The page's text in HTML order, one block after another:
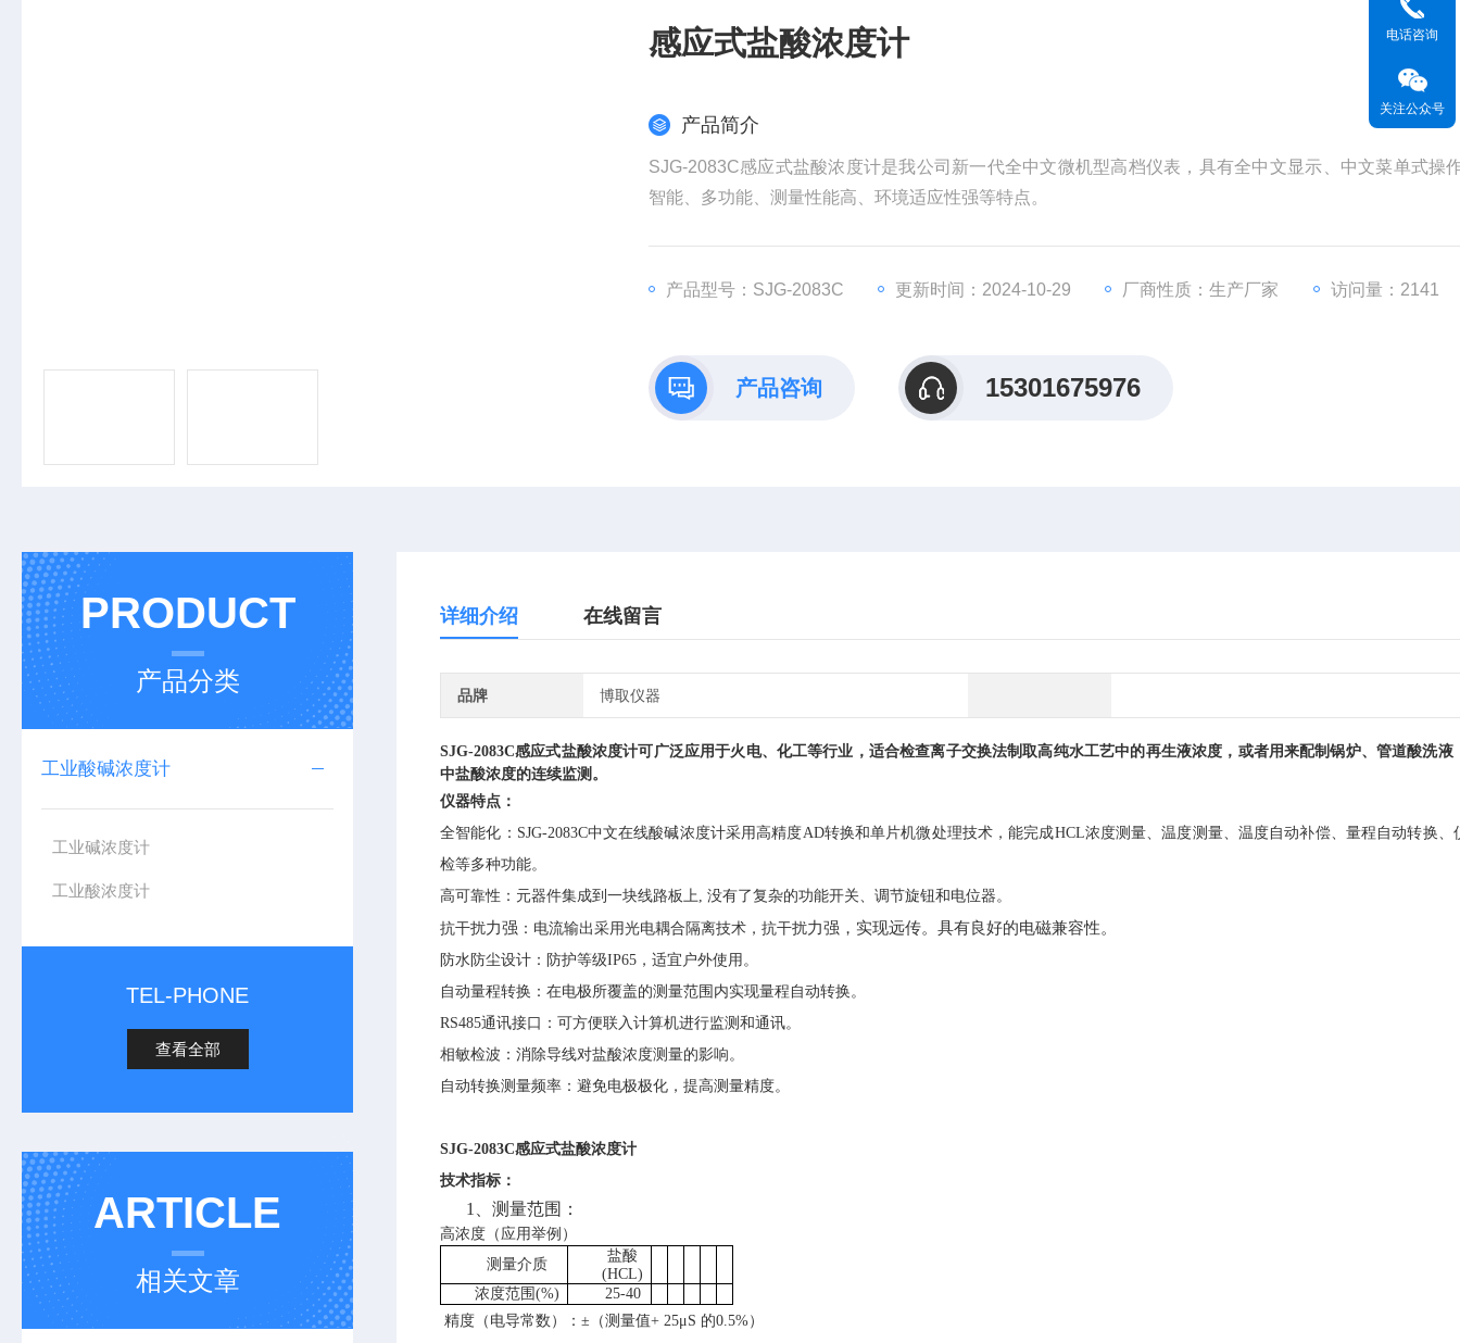
感应式盐酸浓度计
产品简介
SJG-2083C感应式盐酸浓度计是我公司新一代全中文微机型高档仪表，具有全中文显示、中文菜单式操
智能、多功能、测量性能高、环境适应性强等特点。
产品型号：SJG-2083C 更新时间：2024-10-29 厂商性质：生产厂家 访问量：2141
产品咨询 15301675976
PRODUCT
产品分类
工业酸碱浓度计
工业碱浓度计
工业酸浓度计
TEL-PHONE
查看全部
ARTICLE
相关文章
详细介绍 在线留言
品牌 博取仪器
SJG-2083C感应式盐酸浓度计可广泛应用于火电、化工等行业，适合检查离子交换法制取高纯水工艺中的再生液浓度，或者用来配制锅炉、管道酸洗液
中盐酸浓度的连续监测。
仪器特点：
全智能化： SJG-2083C中文在线酸碱浓度计采用高精度AD转换和单片机微处理技术，能完成HCL浓度测量、温度测量、温度自动补偿、量程自动转换、
检等多种功能。
高可靠性： 元器件集成到一块线路板上, 没有了复杂的功能开关、调节旋钮和电位器。
抗干扰力强 ： 电流输出采用光电耦合隔离技术，抗干扰力强，实现远传。具有良好的电磁兼容性。
防水防尘设计 ： 防护等级IP65，适宜户外使用。
自动量程转换：在电极所覆盖的测量范围内实现量程自动转换。
RS485通讯接口： 可方便联入计算机进行监测和通讯。
相敏检波： 消除导线对盐酸浓度测量的影响。
自动转换测量频率：避免电极极化，提高测量精度。
SJG-2083C感应式盐酸浓度计
技术指标：
1、 测量范围：
高浓度（应用举例）
测量介质
盐酸
(HCL)
浓度范围 (%) 25-40
精度（电导常数）
： ±（测量值+ 25μS 的0.5%）
电话咨询
关注公众号